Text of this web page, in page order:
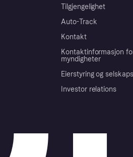
Tilgjengelighet
Auto-Track
Kontakt
Kontaktinformasjon
myndigheter
Eierstyring og
Investor relations